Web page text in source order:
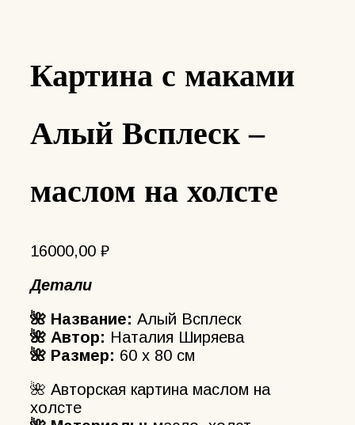
Картина с маками
Алый Всплеск –
маслом на холсте
16000,00 ₽
Детали
🌺 Название: Алый Всплеск
🌺 Автор: Наталия Ширяева
🌺 Размер: 60 x 80 см
🌺 Авторская картина маслом на
холсте